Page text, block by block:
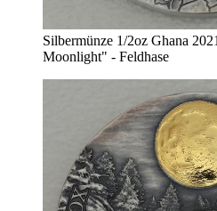
Silbermünze 1/2oz Ghana
Moonlight" - Feldhase